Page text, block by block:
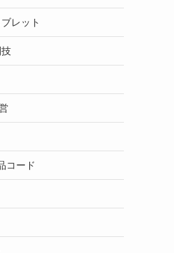
レット
コード